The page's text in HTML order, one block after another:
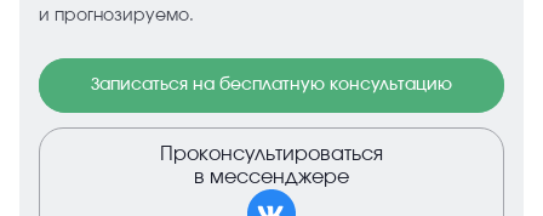
и прогнозируемо.
Записаться на бесплатную консультацию
Проконсультироваться
в мессенджере